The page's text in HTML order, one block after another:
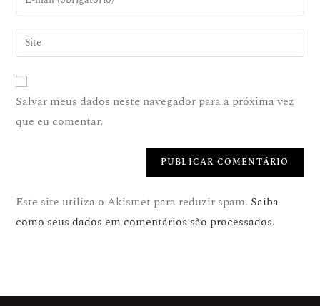
Salvar meus dados neste navegador para a próxima vez
que eu comentar.
Este site utiliza o Akismet para reduzir spam. Saiba
como seus dados em comentários são processados.